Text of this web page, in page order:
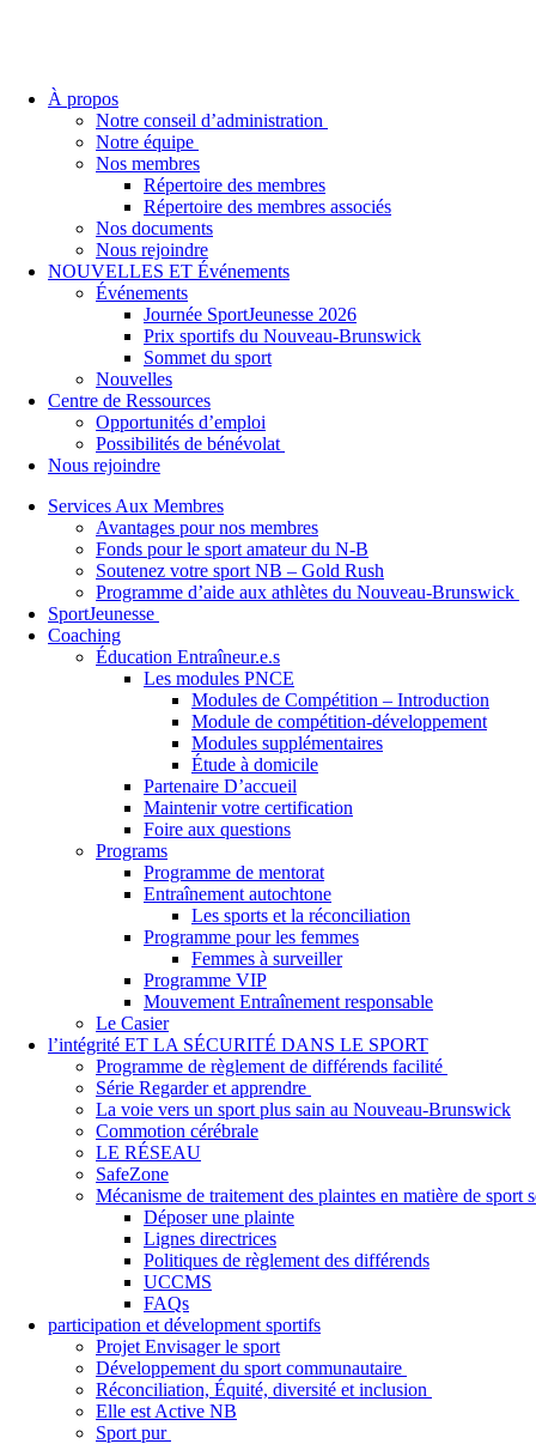
À propos
Notre conseil d’administration
Notre équipe
Nos membres
Répertoire des membres
Répertoire des membres associés
Nos documents
Nous rejoindre
NOUVELLES ET Événements
Événements
Journée SportJeunesse 2026
Prix sportifs du Nouveau-Brunswick
Sommet du sport
Nouvelles
Centre de Ressources
Opportunités d’emploi
Possibilités de bénévolat
Nous rejoindre
Services Aux Membres
Avantages pour nos membres
Fonds pour le sport amateur du N-B
Soutenez votre sport NB – Gold Rush
Programme d’aide aux athlètes du Nouveau-Brunswick
SportJeunesse
Coaching
Éducation Entraîneur.e.s
Les modules PNCE
Modules de Compétition – Introduction
Module de compétition-développement
Modules supplémentaires
Étude à domicile
Partenaire D’accueil
Maintenir votre certification
Foire aux questions
Programs
Programme de mentorat
Entraînement autochtone
Les sports et la réconciliation
Programme pour les femmes
Femmes à surveiller
Programme VIP
Mouvement Entraînement responsable
Le Casier
l’intégrité ET LA SÉCURITÉ DANS LE SPORT
Programme de règlement de différends facilité
Série Regarder et apprendre
La voie vers un sport plus sain au Nouveau-Brunswick
Commotion cérébrale
LE RÉSEAU
SafeZone
Mécanisme de traitement des plaintes en matière de
Déposer une plainte
Lignes directrices
Politiques de règlement des différends
UCCMS
FAQs
participation et dévelopment sportifs
Projet Envisager le sport
Développement du sport communautaire
Réconciliation, Équité, diversité et inclusion
Elle est Active NB
Sport pur